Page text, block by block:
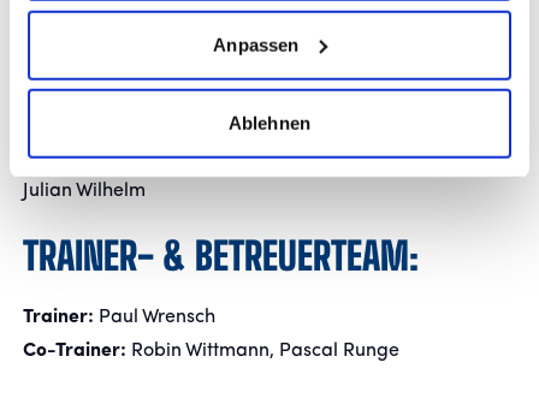
Anpassen
Ablehnen
Kyriakos Kechlimparis
Christian Schmid
Julian Wilhelm
TRAINER- & BETREUERTEAM:
Trainer: Paul Wrensch
Co-Trainer: Robin Wittmann, Pascal Runge